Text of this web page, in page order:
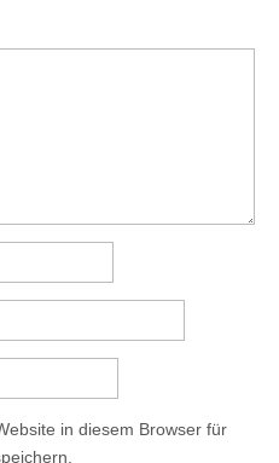
in diesem Browser für